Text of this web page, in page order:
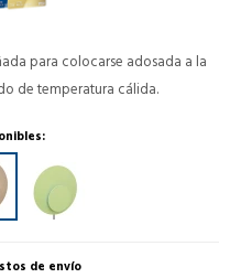
para colocarse adosada a la
de temperatura cálida.
de envío